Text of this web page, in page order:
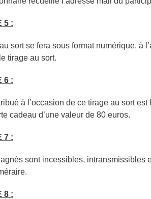
5 :
sort se fera sous format numérique, à
tirage au sort.
6 :
à l’occasion de ce tirage au sort est
cadeau d’une valeur de 80 euros.
7 :
sont incessibles, intransmissibles
8 :